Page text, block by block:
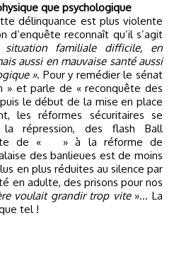
que psychologique
délinquance est plus violente
d’enquête reconnaît qu’il s’agit
familiale difficile, en
aussi en mauvaise santé aussi
». Pour y remédier le sénat
et parle de « reconquête des
le début de la mise en place
les réformes sécuritaires se
répression, des flash Ball
de «
» à la réforme de
des banlieues est de moins
en plus réduites au silence par
en adulte, des prisons pour nos
voulait grandir trop vite»… La
tel !